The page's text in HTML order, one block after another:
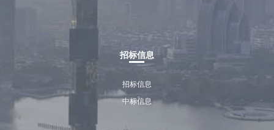
招标信息
招标信息
中标信息